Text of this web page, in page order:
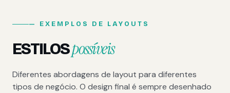
— EXEMPLOS DE LAYOUTS
ESTILOSpossíveis
Diferentes abordagens de layout para diferentes
tipos de negócio. O design final é sempre desenhado